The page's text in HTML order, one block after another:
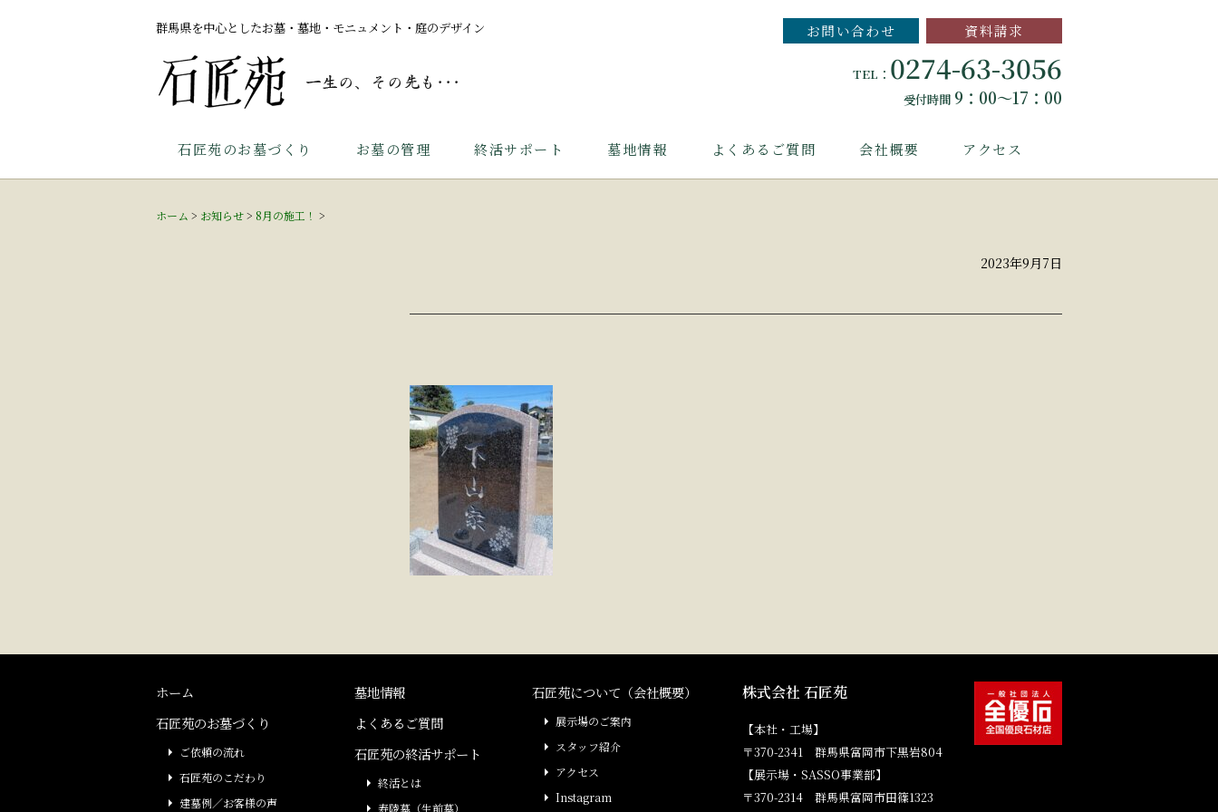
群馬県を中心としたお墓・墓地・モニュメント・庭のデザイン お問い合わせ 資料請求
TEL： 0274-63-3056
受付時間 9：00～17：00
石匠苑のお墓づくり お墓の管理 終活サポート 墓地情報 よくあるご質問 会社概要 アクセス
ホーム > お知らせ> 8月の施工！ >
2023年9月7日
ホーム
石匠苑のお墓づくり
ご依頼の流れ
石匠苑のこだわり
建墓例／お客様の声
墓地情報
よくあるご質問
石匠苑の終活サポート
終活とは
寿陵墓（生前墓）
石匠苑について（会社概要）
展示場のご案内
スタッフ紹介
アクセス
Instagram
株式会社 石匠苑
【本社・工場】
〒370-2341 群馬県富岡市下黒岩804
【展示場・SASSO事業部】
〒370-2314 群馬県富岡市田篠1323